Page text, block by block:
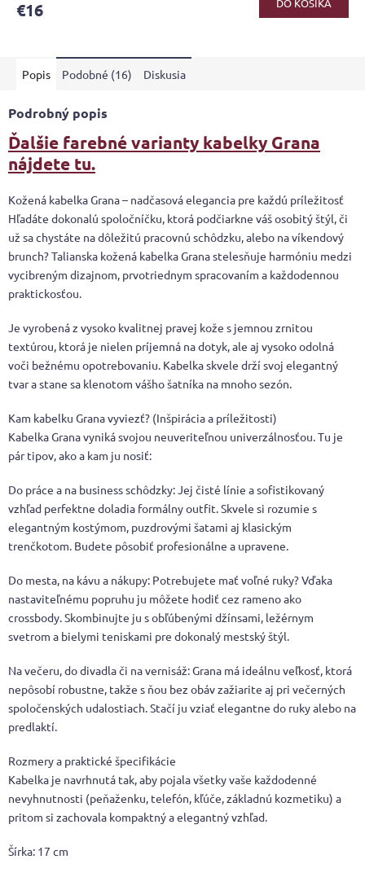
€16 DO KOŠÍKA
Popis Podobné (16) Diskusia
Podrobný popis
Ďalšie farebné varianty kabelky Grana
nájdete tu.
Kožená kabelka Grana – nadčasová elegancia pre každú príležitosť
Hľadáte dokonalú spoločníčku, ktorá podčiarkne váš osobitý štýl, či
už sa chystáte na dôležitú pracovnú schôdzku, alebo na víkendový
brunch? Talianska kožená kabelka Grana stelesňuje harmóniu medzi
vycibreným dizajnom, prvotriednym spracovaním a každodennou
praktickosťou.
Je vyrobená z vysoko kvalitnej pravej kože s jemnou zrnitou
textúrou, ktorá je nielen príjemná na dotyk, ale aj vysoko odolná
voči bežnému opotrebovaniu. Kabelka skvele drží svoj elegantný
tvar a stane sa klenotom vášho šatníka na mnoho sezón.
Kam kabelku Grana vyviezť? (Inšpirácia a príležitosti)
Kabelka Grana vyniká svojou neuveriteľnou univerzálnosťou. Tu je
pár tipov, ako a kam ju nosiť:
Do práce a na business schôdzky: Jej čisté línie a sofistikovaný
vzhľad perfektne doladia formálny outfit. Skvele si rozumie s
elegantným kostýmom, puzdrovými šatami aj klasickým
trenčkotom. Budete pôsobiť profesionálne a upravene.
Do mesta, na kávu a nákupy: Potrebujete mať voľné ruky? Vďaka
nastaviteľnému popruhu ju môžete hodiť cez rameno ako
crossbody. Skombinujte ju s obľúbenými džínsami, ležérnym
svetrom a bielymi teniskami pre dokonalý mestský štýl.
Na večeru, do divadla či na vernisáž: Grana má ideálnu veľkosť, ktorá
nepôsobí robustne, takže s ňou bez obáv zažiarite aj pri večerných
spoločenských udalostiach. Stačí ju vziať elegantne do ruky alebo na
predlaktí.
Rozmery a praktické špecifikácie
Kabelka je navrhnutá tak, aby pojala všetky vaše každodenné
nevyhnutnosti (peňaženku, telefón, kľúče, základnú kozmetiku) a
pritom si zachovala kompaktný a elegantný vzhľad.
Šírka: 17 cm